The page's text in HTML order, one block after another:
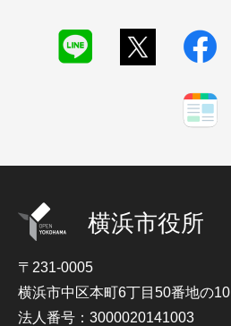
横浜市役所
〒231-0005
横浜市中区本町6丁目50番地の10
法人番号：3000020141003